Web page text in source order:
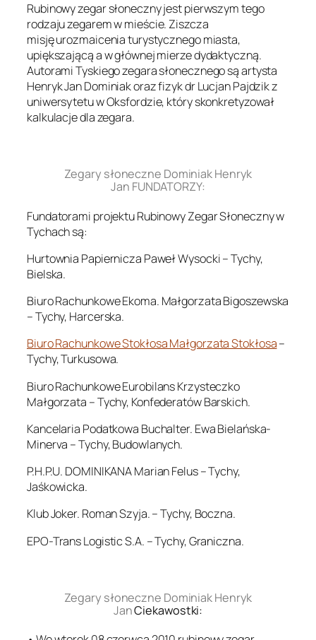
Rubinowy zegar słoneczny jest pierwszym tego
rodzaju zegarem w mieście. Ziszcza
misję urozmaicenia turystycznego miasta,
upiększającą a w głównej mierze dydaktyczną.
Autorami Tyskiego zegara słonecznego są artysta
Henryk Jan Dominiak oraz fizyk dr Lucjan Pajdzik z
uniwersytetu w Oksfordzie, który skonkretyzował
kalkulacje dla zegara.
Zegary słoneczne Dominiak Henryk
Jan FUNDATORZY:
Fundatorami projektu Rubinowy Zegar Słoneczny w
Tychach są:
Hurtownia Papiernicza Paweł Wysocki – Tychy,
Bielska.
Biuro Rachunkowe Ekoma. Małgorzata Bigoszewska
– Tychy, Harcerska.
Biuro Rachunkowe Stokłosa Małgorzata Stokłosa–
Tychy, Turkusowa.
Biuro Rachunkowe Eurobilans Krzysteczko
Małgorzata – Tychy, Konfederatów Barskich.
Kancelaria Podatkowa Buchalter. Ewa Bielańska-
Minerva – Tychy, Budowlanych.
P.H.P.U. DOMINIKANA Marian Felus – Tychy,
Jaśkowicka.
Klub Joker. Roman Szyja. – Tychy, Boczna.
EPO-Trans Logistic S.A. – Tychy, Graniczna.
Zegary słoneczne Dominiak Henryk
JanCiekawostki: